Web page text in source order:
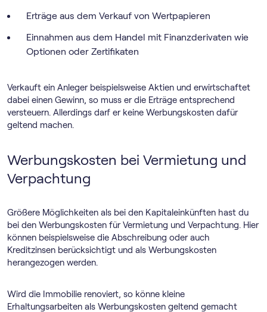
Erträge aus dem Verkauf von Wertpapieren
Einnahmen aus dem Handel mit Finanzderivaten wie
Optionen oder Zertifikaten
Verkauft ein Anleger beispielsweise Aktien und erwirtschaftet
dabei einen Gewinn, so muss er die Erträge entsprechend
versteuern. Allerdings darf er keine Werbungskosten dafür
geltend machen.
Werbungskosten bei Vermietung und
Verpachtung
Größere Möglichkeiten als bei den Kapitaleinkünften hast du
bei den Werbungskosten für Vermietung und Verpachtung. Hier
können beispielsweise die Abschreibung oder auch
Kreditzinsen berücksichtigt und als Werbungskosten
herangezogen werden.
Wird die Immobilie renoviert, so könne kleine
Erhaltungsarbeiten als Werbungskosten geltend gemacht